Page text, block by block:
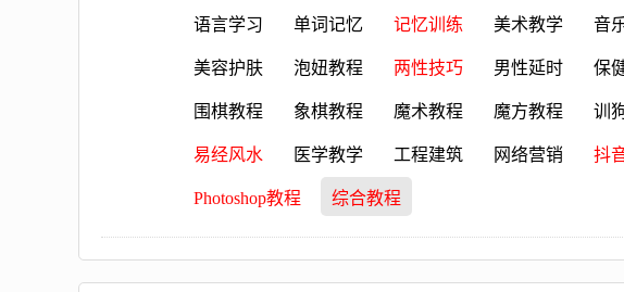
语言学习 单词记忆 记忆训练 美术教学 音
美容护肤 泡妞教程 两性技巧 男性延时 保
围棋教程 象棋教程 魔术教程 魔方教程 训
易经风水 医学教学 工程建筑 网络营销 抖
Photoshop教程 综合教程